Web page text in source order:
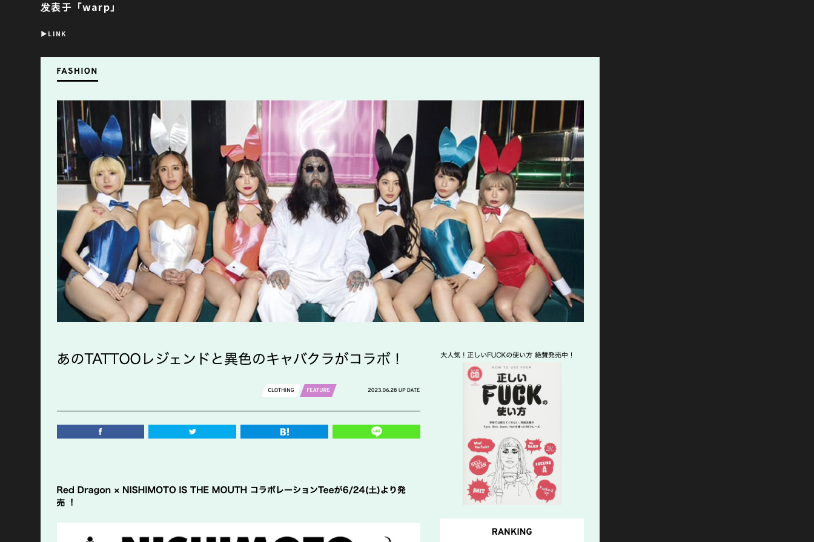
发表于「warp」
▶︎LINK